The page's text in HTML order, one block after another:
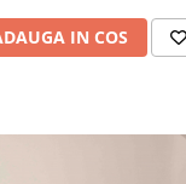
IN COS